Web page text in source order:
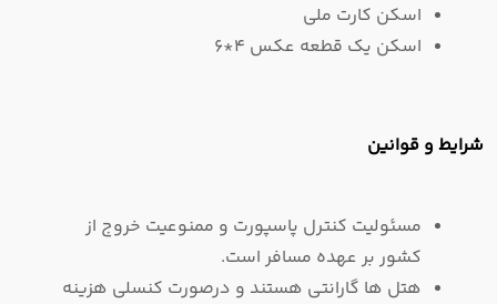
اسکن کارت ملی
اسکن یک قطعه عکس 4*6
شرایط و قوانین
مسئولیت کنترل پاسپورت و ممنوعیت خروج از
کشور بر عهده مسافر است.
هتل ها گارانتی هستند و درصورت کنسلی هزینه